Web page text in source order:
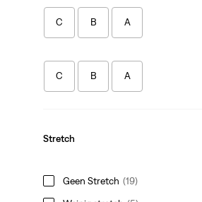
C B A
C B A
Stretch
Geen Stretch (19)